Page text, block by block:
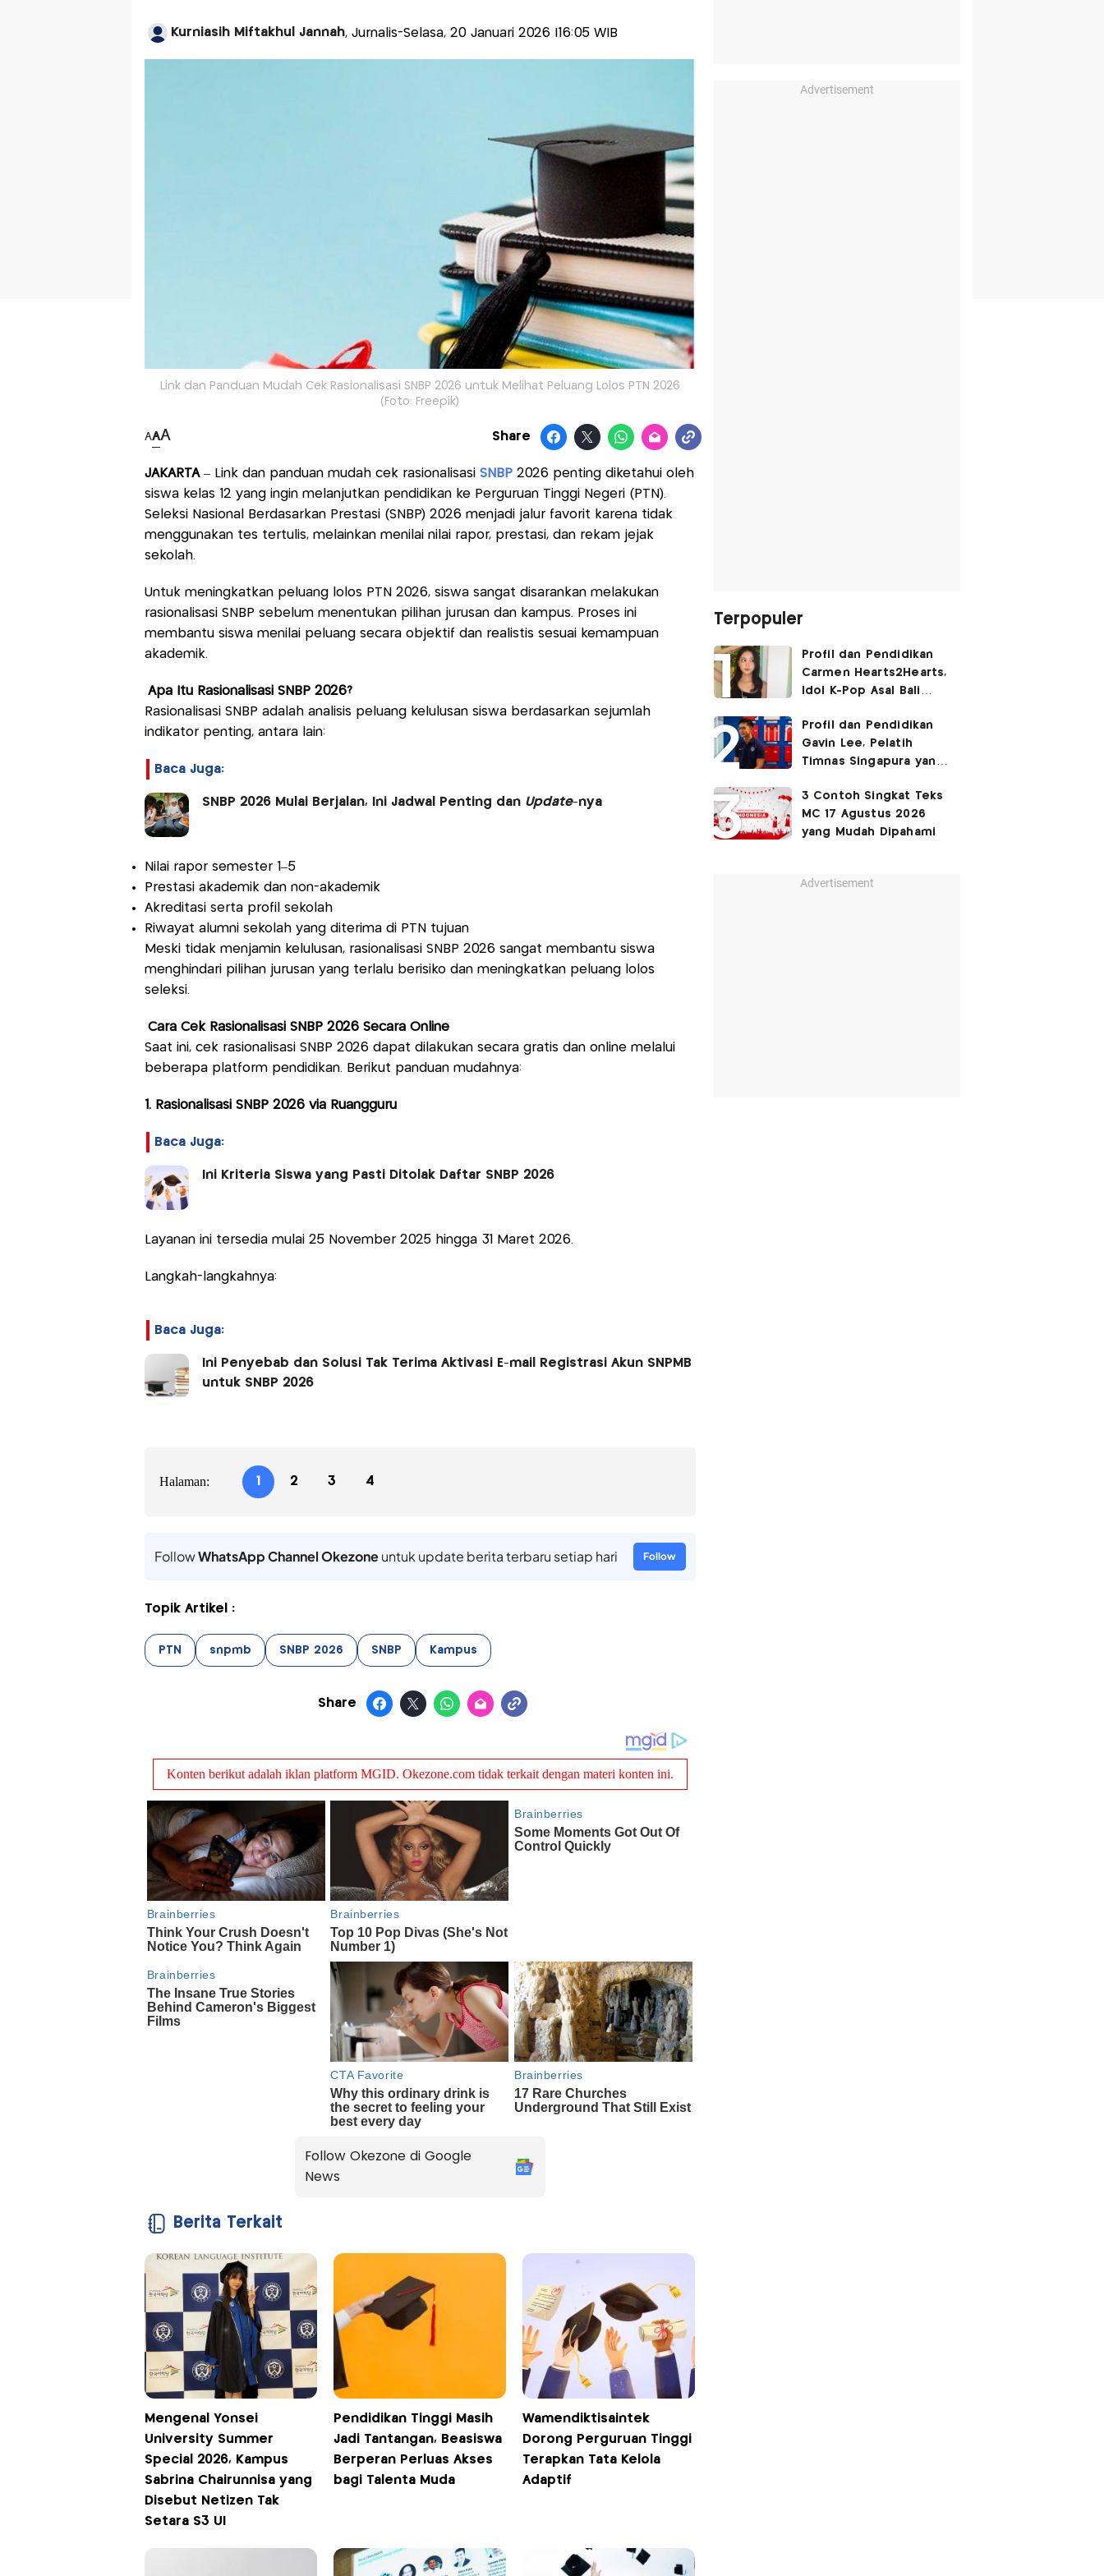
Kurniasih Miftakhul Jannah, Jurnalis-Selasa, 20 Januari 2026 |16:05 WIB
Link dan Panduan Mudah Cek Rasionalisasi SNBP 2026 untuk Melihat Peluang Lolos PTN 2026
(Foto: Freepik)
AAA Share
JAKARTA– Link dan panduan mudah cek rasionalisasi SNBP2026 penting diketahui oleh
siswa kelas 12 yang ingin melanjutkan pendidikan ke Perguruan Tinggi Negeri (PTN).
Seleksi Nasional Berdasarkan Prestasi (SNBP) 2026 menjadi jalur favorit karena tidak
menggunakan tes tertulis, melainkan menilai nilai rapor, prestasi, dan rekam jejak
sekolah.
Untuk meningkatkan peluang lolos PTN 2026, siswa sangat disarankan melakukan
rasionalisasi SNBP sebelum menentukan pilihan jurusan dan kampus. Proses ini
membantu siswa menilai peluang secara objektif dan realistis sesuai kemampuan
akademik.
Apa Itu Rasionalisasi SNBP 2026?
Rasionalisasi SNBP adalah analisis peluang kelulusan siswa berdasarkan sejumlah
indikator penting, antara lain:
Baca Juga:
SNBP 2026 Mulai Berjalan, Ini Jadwal Penting dan Update-nya
Nilai rapor semester 1–5
Prestasi akademik dan non-akademik
Akreditasi serta profil sekolah
Riwayat alumni sekolah yang diterima di PTN tujuan
Meski tidak menjamin kelulusan, rasionalisasi SNBP 2026 sangat membantu siswa
menghindari pilihan jurusan yang terlalu berisiko dan meningkatkan peluang lolos
seleksi.
Cara Cek Rasionalisasi SNBP 2026 Secara Online
Saat ini, cek rasionalisasi SNBP 2026 dapat dilakukan secara gratis dan online melalui
beberapa platform pendidikan. Berikut panduan mudahnya:
1. Rasionalisasi SNBP 2026 via Ruangguru
Baca Juga:
Ini Kriteria Siswa yang Pasti Ditolak Daftar SNBP 2026
Layanan ini tersedia mulai 25 November 2025 hingga 31 Maret 2026.
Langkah-langkahnya:
Baca Juga:
Ini Penyebab dan Solusi Tak Terima Aktivasi E-mail Registrasi Akun SNPMB
untuk SNBP 2026
Halaman: 1 2 3 4
FollowWhatsApp Channel Okezoneuntuk update berita terbaru setiap hari Follow
Topik Artikel :
PTN snpmb SNBP 2026 SNBP Kampus
Share
Follow Okezone di Google
News
Berita Terkait
Mengenal Yonsei
University Summer
Special 2026, Kampus
Sabrina Chairunnisa yang
Disebut Netizen Tak
Setara S3 UI
Pendidikan Tinggi Masih
Jadi Tantangan, Beasiswa
Berperan Perluas Akses
bagi Talenta Muda
Wamendiktisaintek
Dorong Perguruan Tinggi
Terapkan Tata Kelola
Adaptif
Advertisement
Terpopuler
Profil dan Pendidikan
Carmen Hearts2Hearts,
Idol K-Pop Asal Bali
Entertainment
Profil dan Pendidikan
Gavin Lee, Pelatih
Timnas Singapura yang
2026
3 Contoh Singkat Teks
MC 17 Agustus 2026
yang Mudah Dipahami
Advertisement